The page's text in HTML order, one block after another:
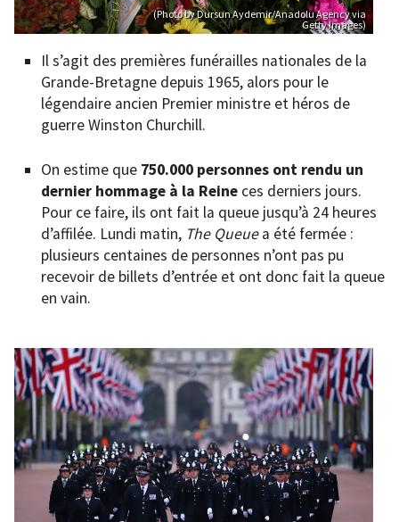
(Photo by Dursun Aydemir/Anadolu Agency via
Getty Images)
Il s’agit des premières funérailles nationales de la
Grande-Bretagne depuis 1965, alors pour le
légendaire ancien Premier ministre et héros de
guerre Winston Churchill.
On estime que 750.000 personnes ont rendu un
dernier hommage à la Reine ces derniers jours.
Pour ce faire, ils ont fait la queue jusqu’à 24 heures
d’affilée. Lundi matin, The Queuea été fermée :
plusieurs centaines de personnes n’ont pas pu
recevoir de billets d’entrée et ont donc fait la queue
en vain.